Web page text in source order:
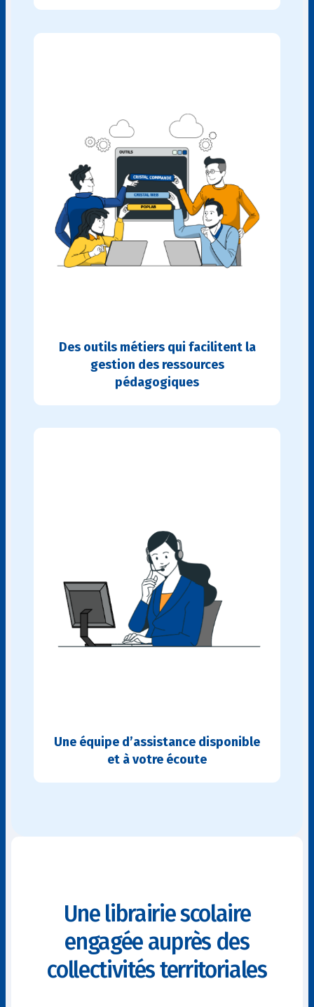
Des outils métiers qui facilitent la
gestion des ressources
pédagogiques
Une équipe d’assistance disponible
et à votre écoute
Une librairie scolaire
engagée auprès des
collectivités territoriales